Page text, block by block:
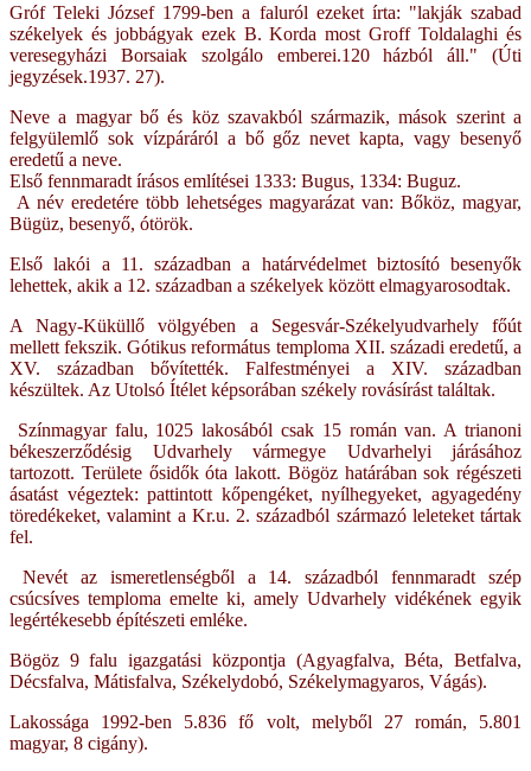
Gróf Teleki József 1799-ben a faluról ezeket írta: "lakják szabad
székelyek és jobbágyak ezek B. Korda most Groff Toldalaghi és
veresegyházi Borsaiak szolgálo emberei.120 házból áll." (Úti
jegyzések.1937. 27).
Neve a magyar bő és köz szavakból származik, mások szerint a
felgyülemlő sok vízpáráról a bő gőz nevet kapta, vagy besenyő
eredetű a neve.
Első fennmaradt írásos említései 1333: Bugus, 1334: Buguz.
A név eredetére több lehetséges magyarázat van: Bőköz, magyar,
Bügüz, besenyő, ótörök.
Első lakói a 11. században a határvédelmet biztosító besenyők
lehettek, akik a 12. században a székelyek között elmagyarosodtak.
A Nagy-Küküllő völgyében a Segesvár-Székelyudvarhely főút
mellett fekszik. Gótikus református temploma XII. századi eredetű, a
XV. században bővítették. Falfestményei a XIV. században
készültek. Az Utolsó Ítélet képsorában székely rovásírást találtak.
Színmagyar falu, 1025 lakosából csak 15 román van. A trianoni
békeszerződésig Udvarhely vármegye Udvarhelyi járásához
tartozott. Területe ősidők óta lakott. Bögöz határában sok régészeti
ásatást végeztek: pattintott kőpengéket, nyílhegyeket, agyagedény
töredékeket, valamint a Kr.u. 2. századból származó leleteket tártak
fel.
Nevét az ismeretlenségből a 14. századból fennmaradt szép
csúcsíves temploma emelte ki, amely Udvarhely vidékének egyik
legértékesebb építészeti emléke.
Bögöz 9 falu igazgatási központja (Agyagfalva, Béta, Betfalva,
Décsfalva, Mátisfalva, Székelydobó, Székelymagyaros, Vágás).
Lakossága 1992-ben 5.836 fő volt, melyből 27 román, 5.801
magyar, 8 cigány).